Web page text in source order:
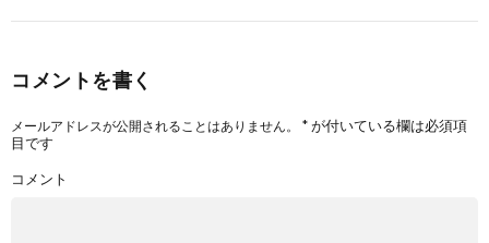
コメントを書く
メールアドレスが公開されることはありません。 *が付いている欄は必須項
目です
コメント